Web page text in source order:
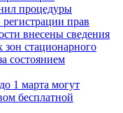
процедуры
регистрации прав
внесены сведения
стационарного
состоянием
1 марта могут
бесплатной